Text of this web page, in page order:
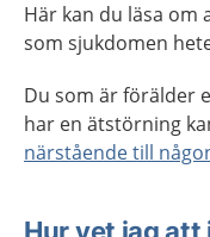
Här kan du läsa om
som sjukdomen
Du som är förälder
har en ätstörning
närstående till